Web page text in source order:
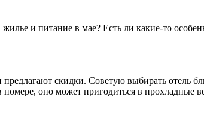
и питание в мае? Есть ли какие-то
скидки. Советую выбирать отель
оно может пригодиться в прохладные